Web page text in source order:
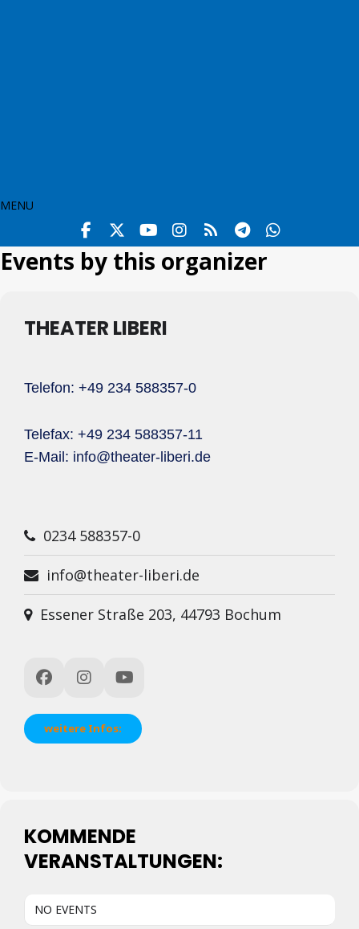
MENU
Events by this organizer
THEATER LIBERI
Telefon: +49 234 588357-0
Telefax: +49 234 588357-11
E-Mail: info@theater-liberi.de
0234 588357-0
info@theater-liberi.de
Essener Straße 203, 44793 Bochum
weitere Infos:
KOMMENDE
VERANSTALTUNGEN:
NO EVENTS